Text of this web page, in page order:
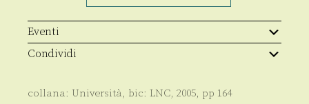
rappresentanza
collettiva
degli
interessi
quantità
Eventi
Condividi
collana: Università, bic: LNC, 2005, pp 164